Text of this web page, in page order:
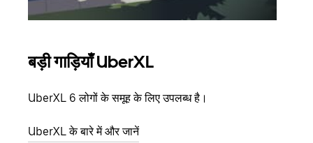
बड़ी गाड़ियाँ UberXL
UberXL 6 लोगों के समूह के लिए उपलब्ध है।
UberXL के बारे में और जानें